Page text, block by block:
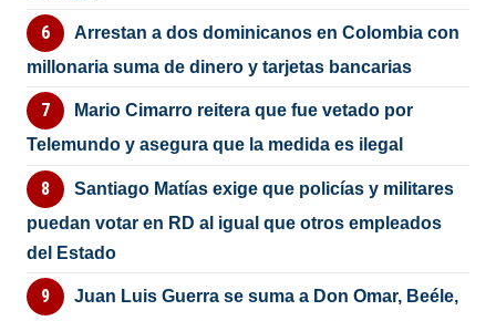
Arrestan a dos dominicanos en Colombia con
millonaria suma de dinero y tarjetas bancarias
Mario Cimarro reitera que fue vetado por
Telemundo y asegura que la medida es ilegal
Santiago Matías exige que policías y militares
puedan votar en RD al igual que otros empleados
del Estado
Juan Luis Guerra se suma a Don Omar, Beéle,